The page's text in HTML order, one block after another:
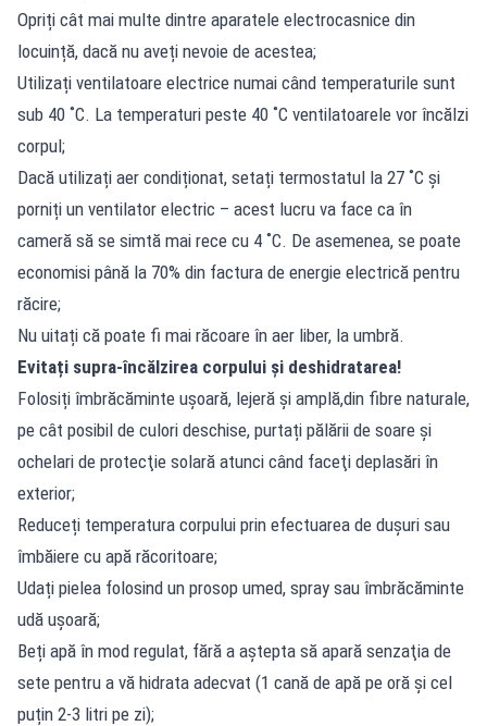
Opriți cât mai multe dintre aparatele electrocasnice din
locuință, dacă nu aveți nevoie de acestea;
Utilizați ventilatoare electrice numai când temperaturile sunt
sub 40 ˚C. La temperaturi peste 40 ˚C ventilatoarele vor încălzi
corpul;
Dacă utilizați aer condiționat, setați termostatul la 27 ˚C și
porniți un ventilator electric – acest lucru va face ca în
cameră să se simtă mai rece cu 4 ˚C. De asemenea, se poate
economisi până la 70% din factura de energie electrică pentru
răcire;
Nu uitați că poate fi mai răcoare în aer liber, la umbră.
Evitați supra-încălzirea corpului și deshidratarea!
Folosiți îmbrăcăminte ușoară, lejeră și amplă,din fibre naturale,
pe cât posibil de culori deschise, purtați pălării de soare și
ochelari de protecţie solară atunci când faceţi deplasări în
exterior;
Reduceți temperatura corpului prin efectuarea de duşuri sau
îmbăiere cu apă răcoritoare;
Udați pielea folosind un prosop umed, spray sau îmbrăcăminte
udă ușoară;
Beți apă în mod regulat, fără a aştepta să apară senzaţia de
sete pentru a vă hidrata adecvat (1 cană de apă pe oră și cel
puțin 2-3 litri pe zi);